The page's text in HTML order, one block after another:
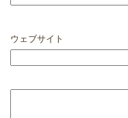
ウェブサイト